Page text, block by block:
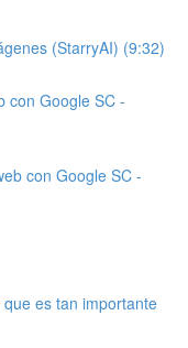
(StarryAI) (9:32)
con Google SC -
con Google SC -
es tan importante